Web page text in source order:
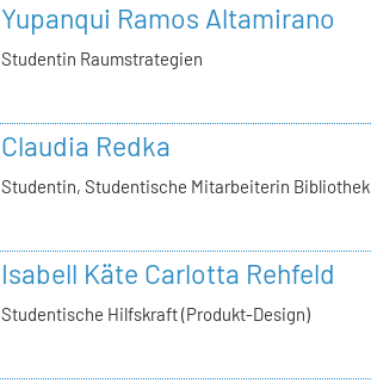
Yupanqui Ramos Altamirano
Studentin Raumstrategien
Claudia Redka
Studentin, Studentische Mitarbeiterin Bibliothek
Isabell Käte Carlotta Rehfeld
Studentische Hilfskraft (Produkt-Design)